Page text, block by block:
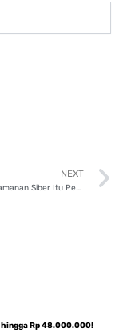
NEXT
Kenapa Keamanan Siber Itu Penting? Ancaman Apa Saja yang Harus Diwaspadai?
Rp 48.000.000!